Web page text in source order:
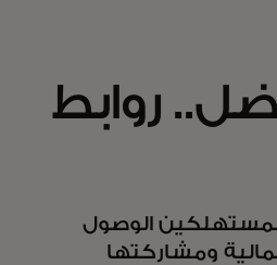
روابط
الوصول
ومشاركتها